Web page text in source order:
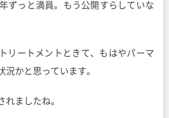
ずっと満員。もう公開すらしていな
リートメントときて、もはやパーマ
況かと思っています。
れましたね。